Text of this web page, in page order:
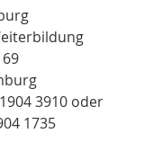
3910 oder
1735